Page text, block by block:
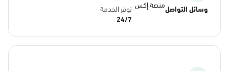
وسائل التواصلمنصة إكس توفر الخدمة
24/7